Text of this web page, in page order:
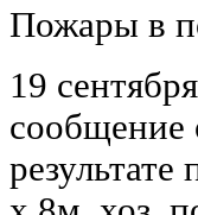
Пожары в
19
сообщение